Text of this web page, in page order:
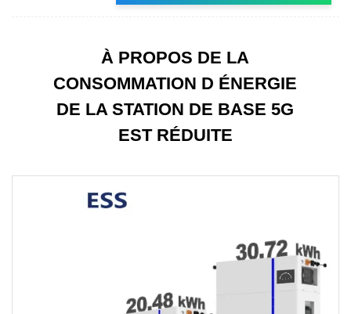
À PROPOS DE LA
CONSOMMATION D ÉNERGIE
DE LA STATION DE BASE 5G
EST RÉDUITE